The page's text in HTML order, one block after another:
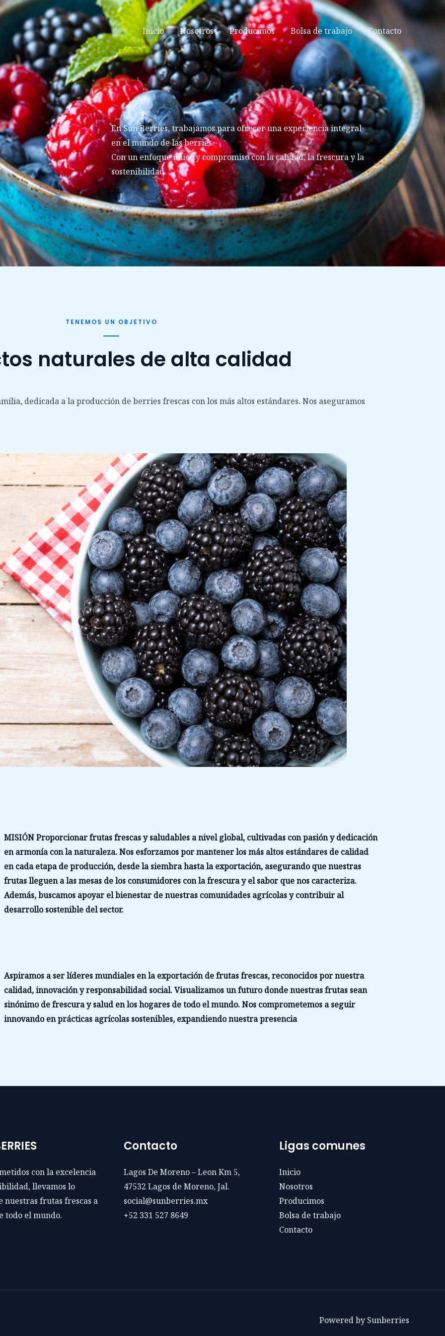
Inicio Nosotros Producimos Bolsa de trabajo Contacto
En Sun Berries, trabajamos para ofrecer una experiencia integral
en el mundo de las berries.
Con un enfoque único y compromiso con la calidad, la frescura y la
sostenibilidad.
TENEMOS UN OBJETIVO
naturales de alta calidad
dedicada a la producción de berries frescas con los más altos estándares. Nos aseguramos
MISIÓN Proporcionar frutas frescas y saludables a nivel global, cultivadas con pasión y dedicación
en armonía con la naturaleza. Nos esforzamos por mantener los más altos estándares de calidad
en cada etapa de producción, desde la siembra hasta la exportación, asegurando que nuestras
frutas lleguen a las mesas de los consumidores con la frescura y el sabor que nos caracteriza.
Además, buscamos apoyar el bienestar de nuestras comunidades agrícolas y contribuir al
desarrollo sostenible del sector.
Aspiramos a ser líderes mundiales en la exportación de frutas frescas, reconocidos por nuestra
calidad, innovación y responsabilidad social. Visualizamos un futuro donde nuestras frutas sean
sinónimo de frescura y salud en los hogares de todo el mundo. Nos comprometemos a seguir
innovando en prácticas agrícolas sostenibles, expandiendo nuestra presencia
con la excelencia
llevamos lo
nuestras frutas frescas a
todo el mundo.
Contacto
Lagos De Moreno – Leon Km 5,
47532 Lagos de Moreno, Jal.
social@sunberries.mx
+52 331 527 8649
Ligas comunes
Inicio
Nosotros
Producimos
Bolsa de trabajo
Contacto
Powered by Sunberries